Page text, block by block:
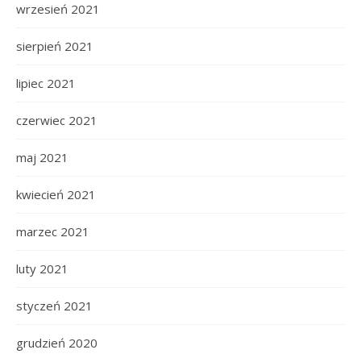
wrzesień 2021
sierpień 2021
lipiec 2021
czerwiec 2021
maj 2021
kwiecień 2021
marzec 2021
luty 2021
styczeń 2021
grudzień 2020